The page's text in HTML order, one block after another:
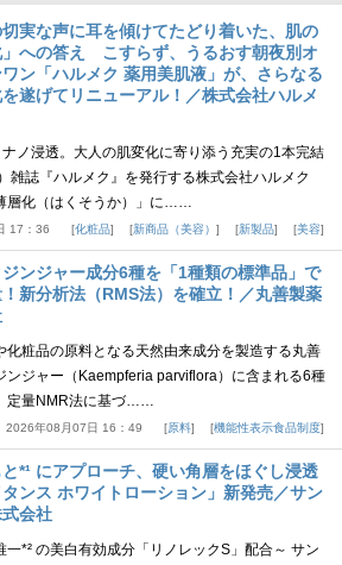
実な声に耳を傾けてたどり着いた、肌の
」への答え こすらず、うるおす朝夜別オ
ン「ハルメク 薬用美肌液」が、さらなる
遂げてリニューアル！／株式会社ハルメ
ノ浸透。大人の肌変化に寄り添う充実の1本完結
誌『ハルメク』を発行する株式会社ハルメク
層化（はくそうか）」に……
17：36 化粧品 新商品（美容） 新製品 美容
ンジャー成分6種を「1種類の標準品」で
！新分析法（RMS法）を確立！／丸善製薬
化粧品の原料となる天然由来成分を製造する丸善
ンジャー（Kaempferia parviflora）に含まれる6種
定量NMR法に基づ……
2026年08月07日 16：49 原料 機能性表示食品制度
*¹ にアプローチ、硬い角層をほぐし浸透
タンス ホワイトローション」新発売／サン
会社
一*² の美白有効成分「リノレックS」配合～ サン